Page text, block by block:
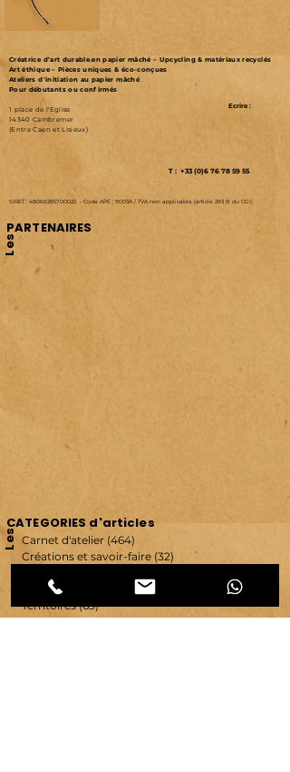
Créatrice d’art durable en papier mâché – Upcycling & matériaux recyclés
Art éthique – Pièces uniques & éco-conçues
Ateliers d'initiation au papier mâché
Pour débutants ou confirmés
1 place de l'Eglise
14340 Cambremer
(Entre Caen et Lisieux)
Ecrire :
SIRET : 48066285700022 - Code APE : 9003A / TVA non applicable (article 293 B du CGI)
T : +33 (0)6 76 78 59 55
Les
PARTENAIRES
Carnet d'atelier (464)
Créations et savoir-faire (32) 32 posts
Ressources & ambiance
Territoires (63)63 posts
Vie d'atelier (65)65 posts
Les
CATEGORIES d'articles